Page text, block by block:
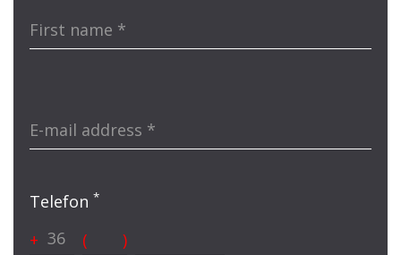
First name *
E-mail address *
Telefon *
+ ( )